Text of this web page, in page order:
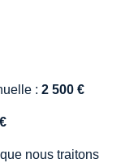
: 2 500 €
nous traitons